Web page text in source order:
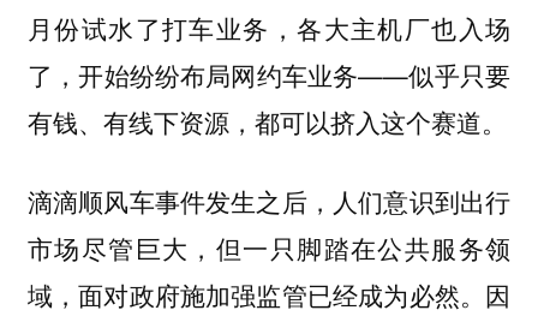
月份试水了打车业务，各大主机厂也入场
了，开始纷纷布局网约车业务——似乎只要
有钱、有线下资源，都可以挤入这个赛道。
滴滴顺风车事件发生之后，人们意识到出行
市场尽管巨大，但一只脚踏在公共服务领
域，面对政府施加强监管已经成为必然。因